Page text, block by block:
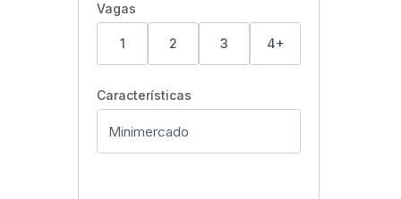
Vagas
1 2 3 4+
Características